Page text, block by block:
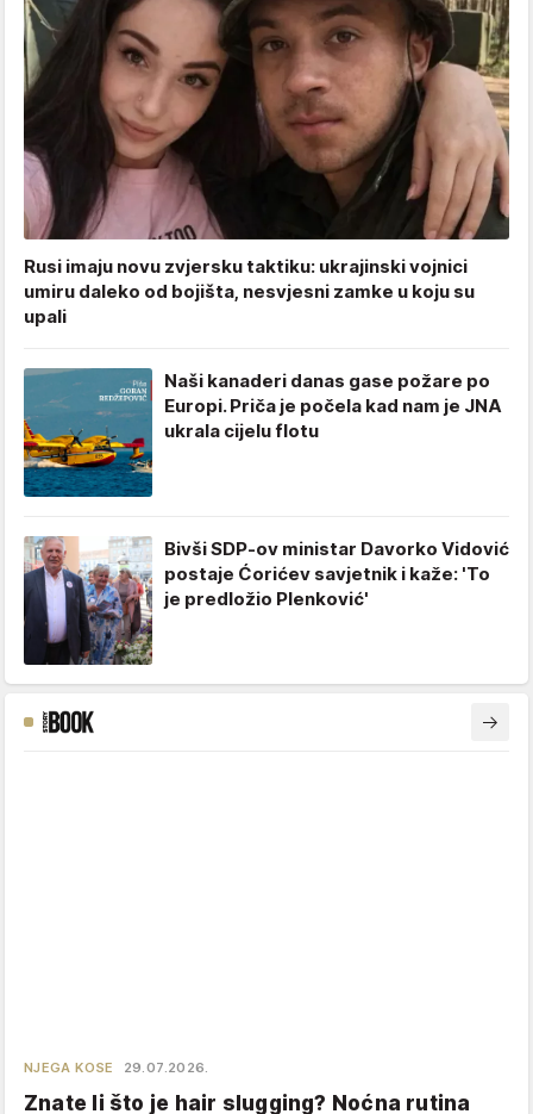
Rusi imaju novu zvjersku taktiku: ukrajinski vojnici
umiru daleko od bojišta, nesvjesni zamke u koju su
upali
Naši kanaderi danas gase požare po
Europi. Priča je počela kad nam je JNA
ukrala cijelu flotu
Bivši SDP-ov ministar Davorko Vidović
postaje Ćorićev savjetnik i kaže: 'To
je predložio Plenković'
NJEGA KOSE 29.07.2026.
Znate li što je hair slugging? Noćna rutina